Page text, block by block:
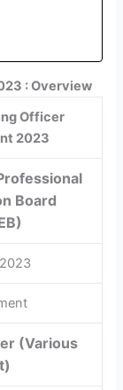
: Overview
Officer
2023
Board
(Various